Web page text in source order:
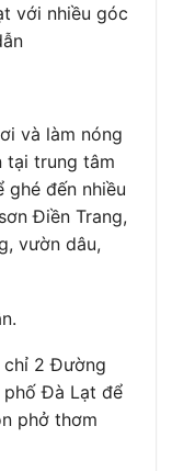
với nhiều góc
và làm nóng
tại trung tâm
ghé đến nhiều
Điền Trang,
vườn dâu,
chỉ 2 Đường
phố Đà Lạt để
phở thơm